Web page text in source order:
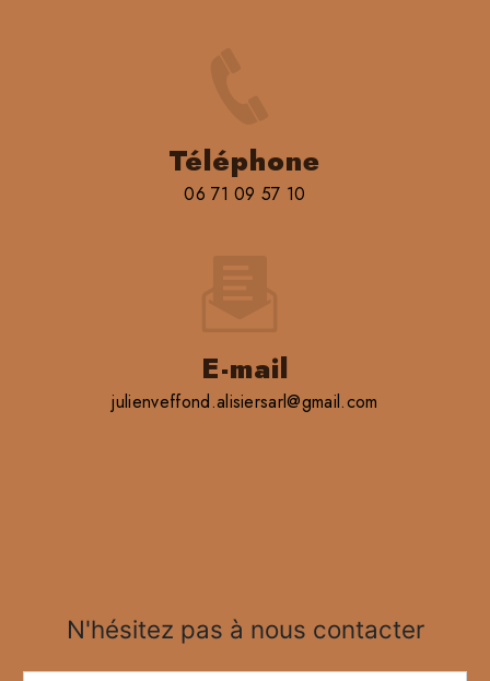
Téléphone
06 71 09 57 10
E-mail
julienveffond.alisiersarl@gmail.com
N'hésitez pas à nous contacter